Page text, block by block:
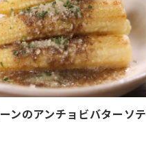
ンのアンチョビバターソテ